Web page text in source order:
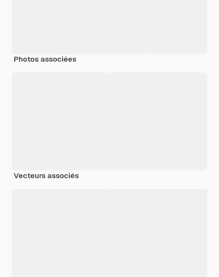
Photos associées
Vecteurs associés